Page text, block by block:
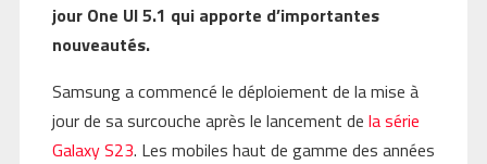
jour One UI 5.1 qui apporte d’importantes
nouveautés.
Samsung a commencé le déploiement de la mise à
jour de sa surcouche après le lancement de la série
Galaxy S23. Les mobiles haut de gamme des années